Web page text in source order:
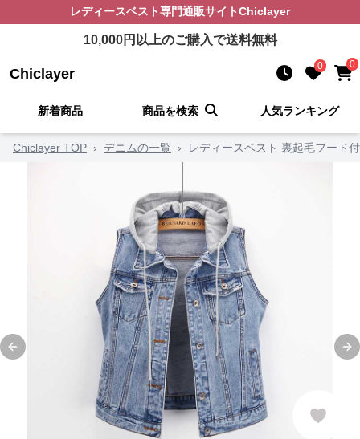
レディースベスト専門通販サイトChiclayer
10,000円以上のご購入で送料無料
Chiclayer 0 0
新着商品 商品を検索 人気ランキング
Chiclayer TOP › デニムの一覧 › レディースベスト 裏起毛フード
Previous slide